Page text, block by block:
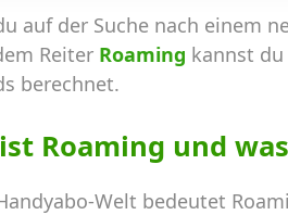
auf der Suche nach einem
Reiter Roaming kannst
berechnet.
Roaming und
Welt bedeutet